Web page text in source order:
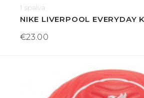
1 spalva
NIKE LIVERPOOL EVERYDAY
€23.00